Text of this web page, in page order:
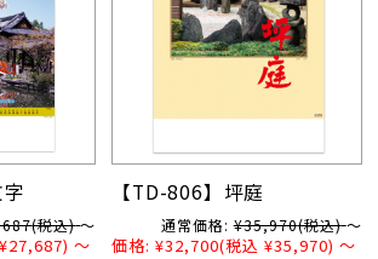
(税込) ～
～
【TD-806】坪庭
通常価格: ¥35,970(税込) ～
価格: ¥32,700(税込 ¥35,970) ～